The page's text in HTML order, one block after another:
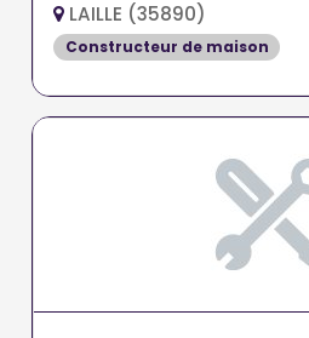
LAILLE (35890)
Constructeur de maison